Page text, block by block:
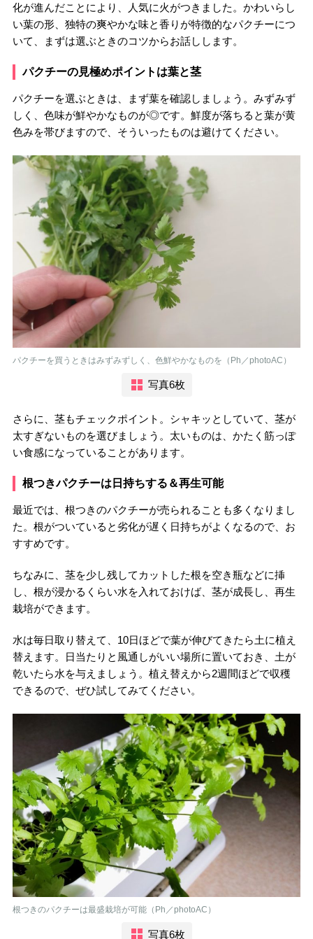
化が進んだことにより、人気に火がつきました。かわいらし
い葉の形、独特の爽やかな味と香りが特徴的なパクチーにつ
いて、まずは選ぶときのコツからお話しします。
パクチーの見極めポイントは葉と茎
パクチーを選ぶときは、まず葉を確認しましょう。みずみず
しく、色味が鮮やかなものが◎です。鮮度が落ちると葉が黄
色みを帯びますので、そういったものは避けてください。
パクチーを買うときはみずみずしく、色鮮やかなものを（Ph／photoAC）
写真6枚
さらに、茎もチェックポイント。シャキッとしていて、茎が
太すぎないものを選びましょう。太いものは、かたく筋っぽ
い食感になっていることがあります。
根つきパクチーは日持ちする＆再生可能
最近では、根つきのパクチーが売られることも多くなりまし
た。根がついていると劣化が遅く日持ちがよくなるので、お
すすめです。
ちなみに、茎を少し残してカットした根を空き瓶などに挿
し、根が浸かるくらい水を入れておけば、茎が成長し、再生
栽培ができます。
水は毎日取り替えて、10日ほどで葉が伸びてきたら土に植え
替えます。日当たりと風通しがいい場所に置いておき、土が
乾いたら水を与えましょう。植え替えから2週間ほどで収穫
できるので、ぜひ試してみてください。
根つきのパクチーは最盛栽培が可能（Ph／photoAC）
写真6枚